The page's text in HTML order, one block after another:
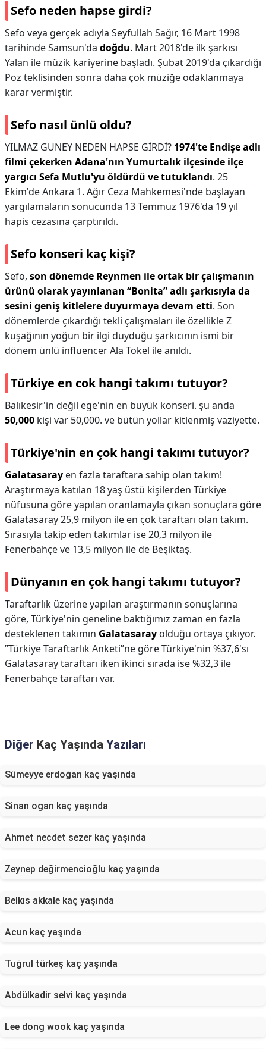
Sefo neden hapse girdi?
Sefo veya gerçek adıyla Seyfullah Sağır, 16 Mart 1998
tarihinde Samsun'da doğdu. Mart 2018'de ilk şarkısı
Yalan ile müzik kariyerine başladı. Şubat 2019'da çıkardığı
Poz teklisinden sonra daha çok müziğe odaklanmaya
karar vermiştir.
Sefo nasıl ünlü oldu?
YILMAZ GÜNEY NEDEN HAPSE GİRDİ? 1974'te Endişe adlı
filmi çekerken Adana'nın Yumurtalık ilçesinde ilçe
yargıcı Sefa Mutlu'yu öldürdü ve tutuklandı. 25
Ekim'de Ankara 1. Ağır Ceza Mahkemesi'nde başlayan
yargılamaların sonucunda 13 Temmuz 1976'da 19 yıl
hapis cezasına çarptırıldı.
Sefo konseri kaç kişi?
Sefo, son dönemde Reynmen ile ortak bir çalışmanın
ürünü olarak yayınlanan “Bonita” adlı şarkısıyla da
sesini geniş kitlelere duyurmaya devam etti. Son
dönemlerde çıkardığı tekli çalışmaları ile özellikle Z
kuşağının yoğun bir ilgi duyduğu şarkıcının ismi bir
dönem ünlü influencer Ala Tokel ile anıldı.
Türkiye en cok hangi takımı tutuyor?
Balıkesir'in değil ege'nin en büyük konseri. şu anda
50,000 kişi var 50,000. ve bütün yollar kitlenmiş vaziyette.
Türkiye'nin en çok hangi takımı tutuyor?
Galatasaray en fazla taraftara sahip olan takım!
Araştırmaya katılan 18 yaş üstü kişilerden Türkiye
nüfusuna göre yapılan oranlamayla çıkan sonuçlara göre
Galatasaray 25,9 milyon ile en çok taraftarı olan takım.
Sırasıyla takip eden takımlar ise 20,3 milyon ile
Fenerbahçe ve 13,5 milyon ile de Beşiktaş.
Dünyanın en çok hangi takımı tutuyor?
Taraftarlık üzerine yapılan araştırmanın sonuçlarına
göre, Türkiye'nin geneline baktığımız zaman en fazla
desteklenen takımın Galatasaray olduğu ortaya çıkıyor.
”Türkiye Taraftarlık Anketi”ne göre Türkiye'nin %37,6'sı
Galatasaray taraftarı iken ikinci sırada ise %32,3 ile
Fenerbahçe taraftarı var.
Diğer Kaç Yaşında Yazıları
Sümeyye erdoğan kaç yaşında
Sinan ogan kaç yaşında
Ahmet necdet sezer kaç yaşında
Zeynep değirmencioğlu kaç yaşında
Belkıs akkale kaç yaşında
Acun kaç yaşında
Tuğrul türkeş kaç yaşında
Abdülkadir selvi kaç yaşında
Lee dong wook kaç yaşında